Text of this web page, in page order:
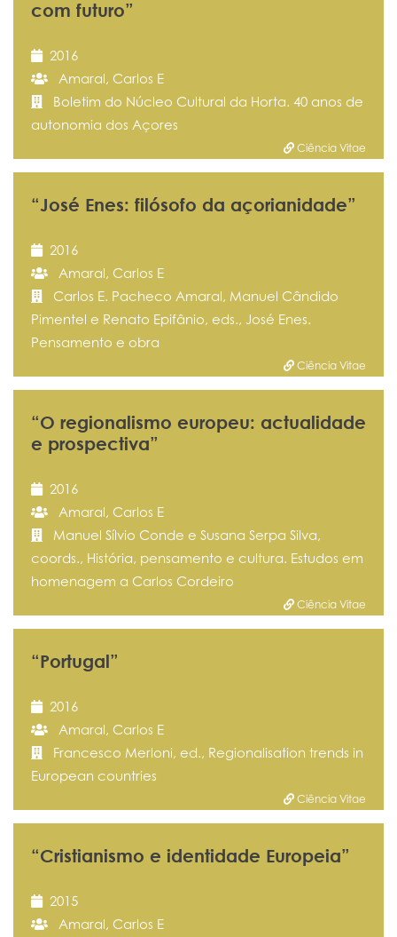
com futuro”
2016
Amaral, Carlos E
Boletim do Núcleo Cultural da Horta. 40 anos de
autonomia dos Açores
Ciência Vitae
“José Enes: filósofo da açorianidade”
2016
Amaral, Carlos E
Carlos E. Pacheco Amaral, Manuel Cândido
Pimentel e Renato Epifânio, eds., José Enes.
Pensamento e obra
Ciência Vitae
“O regionalismo europeu: actualidade
e prospectiva”
2016
Amaral, Carlos E
Manuel Sílvio Conde e Susana Serpa Silva,
coords., História, pensamento e cultura. Estudos em
homenagem a Carlos Cordeiro
Ciência Vitae
“Portugal”
2016
Amaral, Carlos E
Francesco Merloni, ed., Regionalisation trends in
European countries
Ciência Vitae
“Cristianismo e identidade Europeia”
2015
Amaral, Carlos E